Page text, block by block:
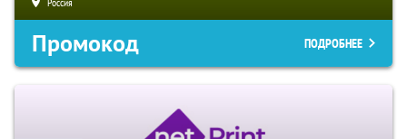
Промокод ПОДРОБНЕЕ